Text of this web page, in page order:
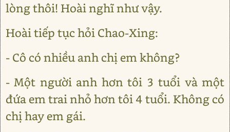
lòng thôi! Hoài nghĩ như vậy.
Hoài tiếp tục hỏi Chao-Xing:
- Cô có nhiều anh chị em không?
- Một người anh hơn tôi 3 tuổi và một
đứa em trai nhỏ hơn tôi 4 tuổi. Không có
chị hay em gái.